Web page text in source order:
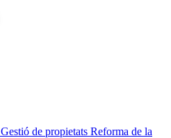
Gestió de propietats Reforma de la